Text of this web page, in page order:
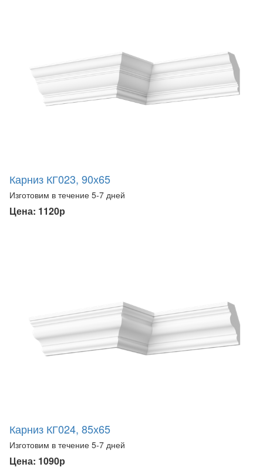
Карниз КГ023, 90х65
Изготовим в течение 5-7 дней
Цена: 1120р
Карниз КГ024, 85х65
Изготовим в течение 5-7 дней
Цена: 1090р